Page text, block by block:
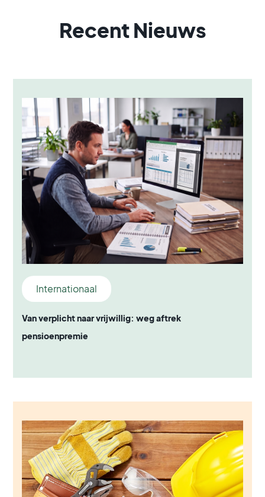
Recent Nieuws
Internationaal
Van verplicht naar vrijwillig: weg aftrek
pensioenpremie